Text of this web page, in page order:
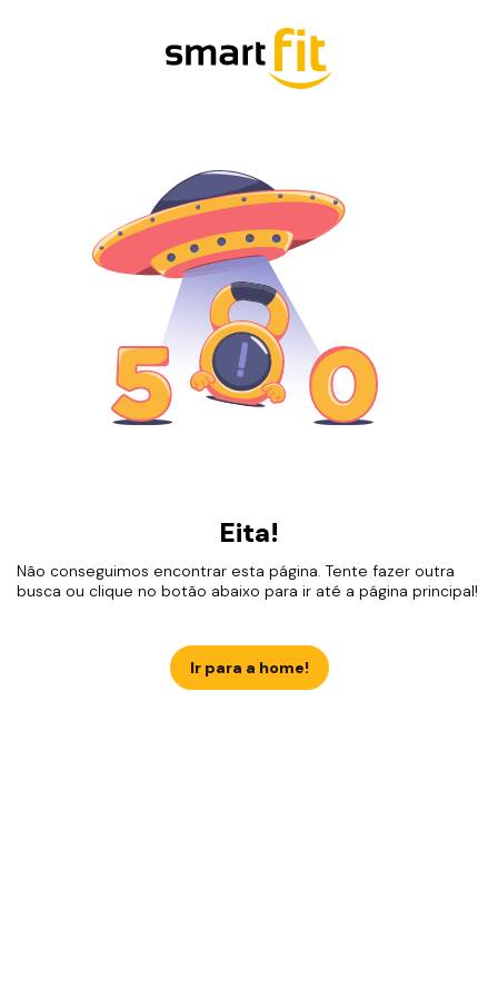
Eita!
Não conseguimos encontrar esta página. Tente fazer outra
busca ou clique no botão abaixo para ir até a página principal!
Ir para a home!